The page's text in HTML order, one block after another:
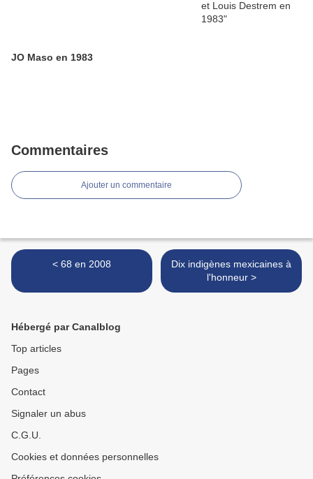
JO Maso en 1983
Commentaires
Ajouter un commentaire
< 68 en 2008
Dix indigènes mexicaines à
l'honneur >
Hébergé par Canalblog
Top articles
Pages
Contact
Signaler un abus
C.G.U.
Cookies et données personnelles